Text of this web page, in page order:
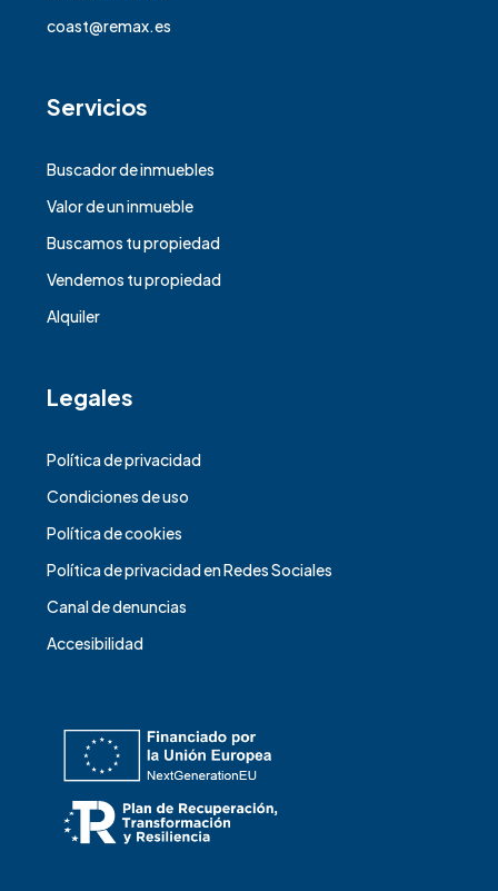
coast@remax.es
Servicios
Buscador de inmuebles
Valor de un inmueble
Buscamos tu propiedad
Vendemos tu propiedad
Alquiler
Legales
Política de privacidad
Condiciones de uso
Política de cookies
Política de privacidad en Redes Sociales
Canal de denuncias
Accesibilidad